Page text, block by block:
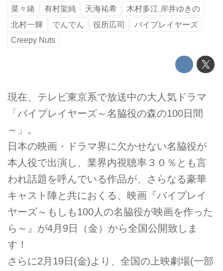
菜々緒 有村架純 天海祐希
木村多江 岸井ゆきの
北村一輝
でんでん 役所広司
バイプレイヤーズ
Creepy Nuts
現在、テレビ東京系で放送中の大人気ドラマ
「バイプレイヤーズ～名脇役の森の100日間
～」。
日本の映画・ドラマ界に欠かせない名脇役が
本人役で出演し、業界内視聴率３０％とも言
われ話題を呼んでいる作品が、さらなる豪華
キャスト陣と共におくる、映画『バイプレイ
ヤーズ～もしも100人の名脇役が映画を作った
ら～』が4月9日（金）から全国公開致しま
す！
さらに2月19日(金)より、全国の上映劇場(一部